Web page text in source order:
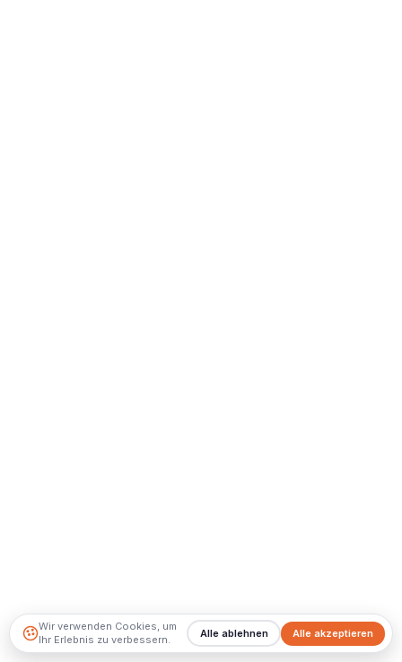
Wir verwenden Cookies, um
Ihr Erlebnis zu verbessern.
Alle akzeptieren
Alle ablehnen